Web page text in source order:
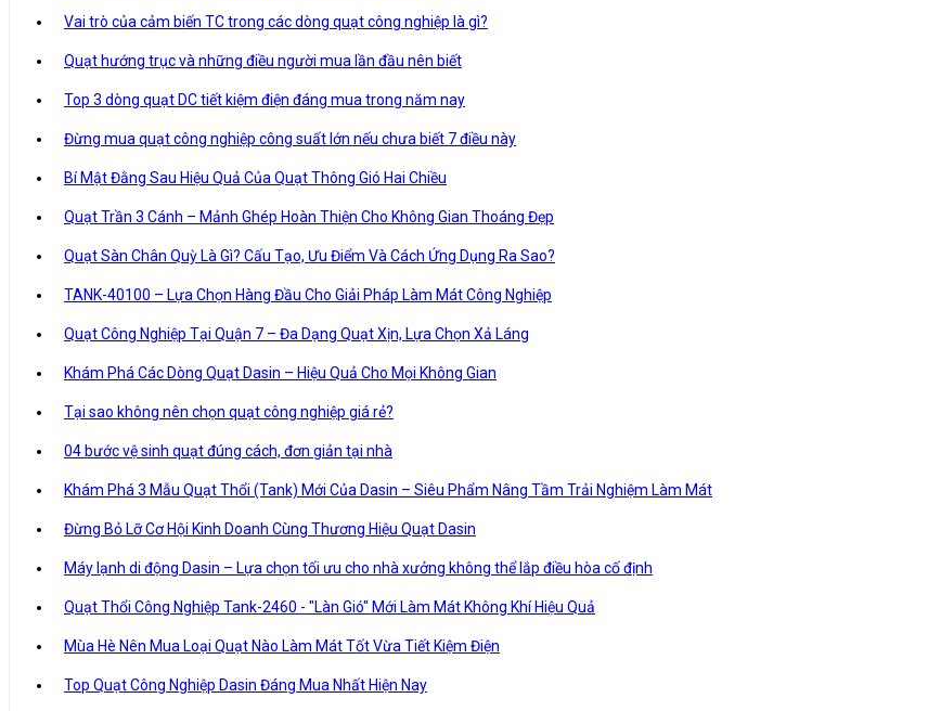
Vai trò của cảm biến TC trong các dòng quạt công nghiệp là gì?
Quạt hướng trục và những điều người mua lần đầu nên biết
Top 3 dòng quạt DC tiết kiệm điện đáng mua trong năm nay
Đừng mua quạt công nghiệp công suất lớn nếu chưa biết 7 điều này
Bí Mật Đằng Sau Hiệu Quả Của Quạt Thông Gió Hai Chiều
Quạt Trần 3 Cánh – Mảnh Ghép Hoàn Thiện Cho Không Gian Thoáng Đẹp
Quạt Sàn Chân Quỳ Là Gì? Cấu Tạo, Ưu Điểm Và Cách Ứng Dụng Ra Sao?
TANK-40100 – Lựa Chọn Hàng Đầu Cho Giải Pháp Làm Mát Công Nghiệp
Quạt Công Nghiệp Tại Quận 7 – Đa Dạng Quạt Xịn, Lựa Chọn Xả Láng
Khám Phá Các Dòng Quạt Dasin – Hiệu Quả Cho Mọi Không Gian
Tại sao không nên chọn quạt công nghiệp giá rẻ?
04 bước vệ sinh quạt đúng cách, đơn giản tại nhà
Khám Phá 3 Mẫu Quạt Thổi (Tank) Mới Của Dasin – Siêu Phẩm Nâng Tầm Trải Nghiệm Làm Mát
Đừng Bỏ Lỡ Cơ Hội Kinh Doanh Cùng Thương Hiệu Quạt Dasin
Máy lạnh di động Dasin – Lựa chọn tối ưu cho nhà xưởng không thể lắp điều hòa cố định
Quạt Thổi Công Nghiệp Tank-2460 - "Làn Gió" Mới Làm Mát Không Khí Hiệu Quả
Mùa Hè Nên Mua Loại Quạt Nào Làm Mát Tốt Vừa Tiết Kiệm Điện
Top Quạt Công Nghiệp Dasin Đáng Mua Nhất Hiện Nay